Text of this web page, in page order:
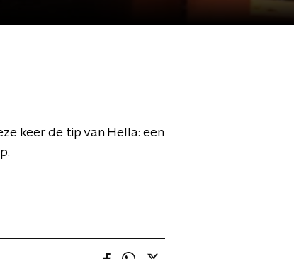
keer de tip van Hella: een